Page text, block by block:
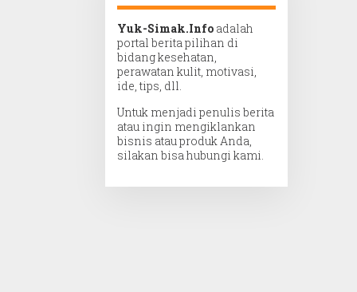
Yuk-Simak.Info adalah
portal berita pilihan di
bidang kesehatan,
perawatan kulit, motivasi,
ide, tips, dll.
Untuk menjadi penulis berita
atau ingin mengiklankan
bisnis atau produk Anda,
silakan bisa hubungi kami.